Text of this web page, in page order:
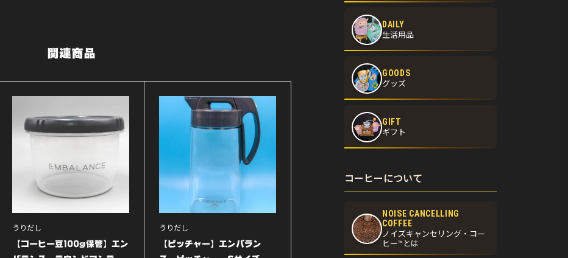
関連商品
うりだし
【コーヒー豆100g保管】エン
うりだし
【ピッチャー】エンバラン
DAILY
生活用品
GOODS
グッズ
GIFT
ギフト
コーヒーについて
NOISE CANCELLING
COFFEE
ノイズキャンセリング・コー
ヒー™とは